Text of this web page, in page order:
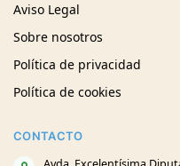
Aviso Legal
Sobre nosotros
Política de privacidad
Política de cookies
CONTACTO